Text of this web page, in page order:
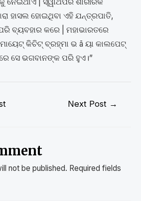
ହାସଲ ହୋଇଥିବା ଏହି ଯନ୍ତ୍ରପାତି,
ବ୍ୟବହାର କରେ | ମହାଭାରତରେ
କିଚିଟ୍ ବ୍ରହ୍ମା ଭ ā ୟା କାଲପେଟ୍
ସେ ଭଗବାନଙ୍କ ପରି ହୁଏ।”
Next Post →
not be published. Required fields